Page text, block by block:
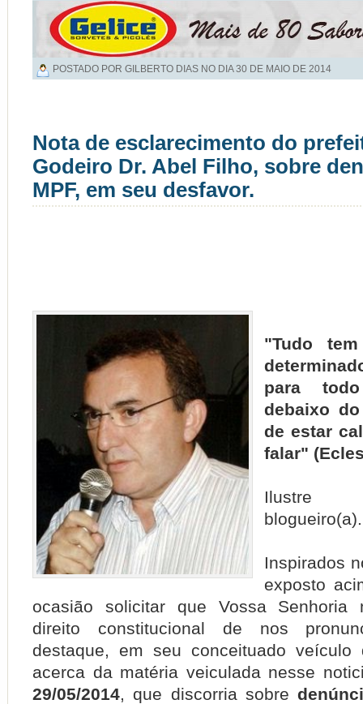
POSTADO POR GILBERTO DIAS NO DIA30 DE MAIO DE 2014
Nota de esclarecimento do
Godeiro Dr. Abel Filho, sobre
MPF, em seu desfavor.
"Tudo
para
debaixo
de estar
falar"
Ilustre
Inspirados
exposto
ocasião solicitar que Vossa Senhoria
direito constitucional de nos
destaque, em seu conceituado veículo
acerca da matéria veiculada nesse
29/05/2014 , que discorria sobre